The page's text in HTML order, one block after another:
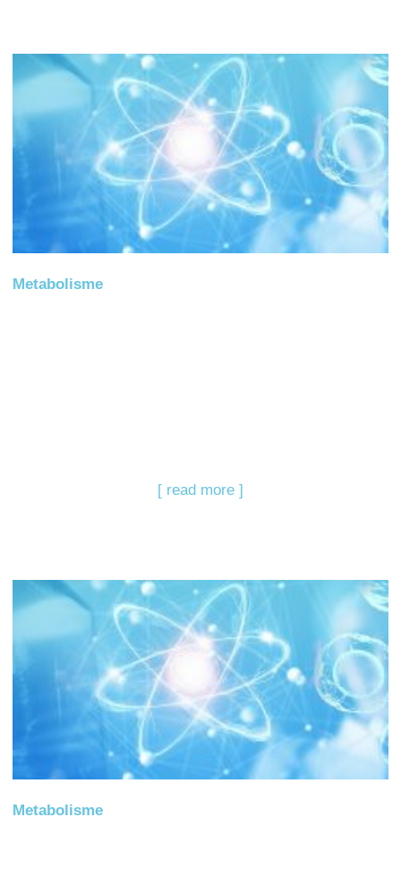
Metabolisme
[ read more ]
Metabolisme